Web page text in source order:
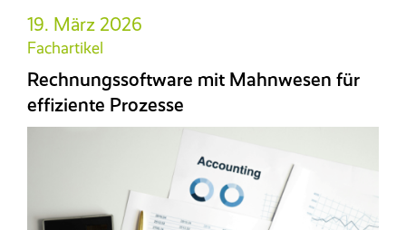
19. März 2026
Fachartikel
Rechnungssoftware mit Mahnwesen für
effiziente Prozesse